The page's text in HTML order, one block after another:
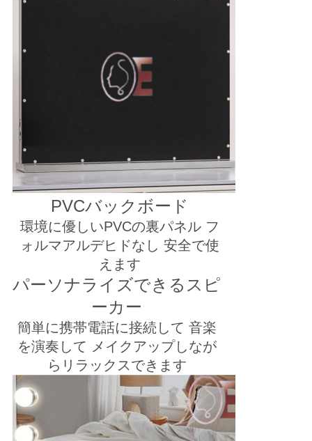
PVCバックボード
環境に優しいPVCの裏パネル フ
ォルマアルデヒドなし 安全で使
えます
パーソナライズできるスピ
ーカー
簡単に携帯電話に接続して 音楽
を演奏して メイクアップしなが
らリラックスできます